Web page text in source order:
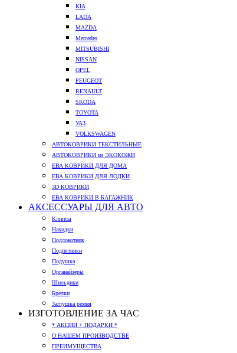
KIA
LADA
MAZDA
Mercedes
MITSUBISHI
NISSAN
OPEL
PEUGEOT
RENAULT
SKODA
TOYOTA
УАЗ
VOLKSWAGEN
АВТОКОВРИКИ ТЕКСТИЛЬНЫЕ
АВТОКОВРИКИ из ЭКОКОЖИ
ЕВА КОВРИКИ ДЛЯ ДОМА
ЕВА КОВРИКИ ДЛЯ ЛОДКИ
3D КОВРИКИ
ЕВА КОВРИКИ В БАГАЖНИК
АКСЕССУАРЫ ДЛЯ АВТО
Клипсы
Накидки
Подлокотник
Подпятники
Подушка
Органайзеры
Шильдики
Брелки
Заглушка ремня
ИЗГОТОВЛЕНИЕ ЗА ЧАС
* АКЦИИ + ПОДАРКИ *
О НАШЕМ ПРОИЗВОДСТВЕ
ПРЕИМУЩЕСТВА